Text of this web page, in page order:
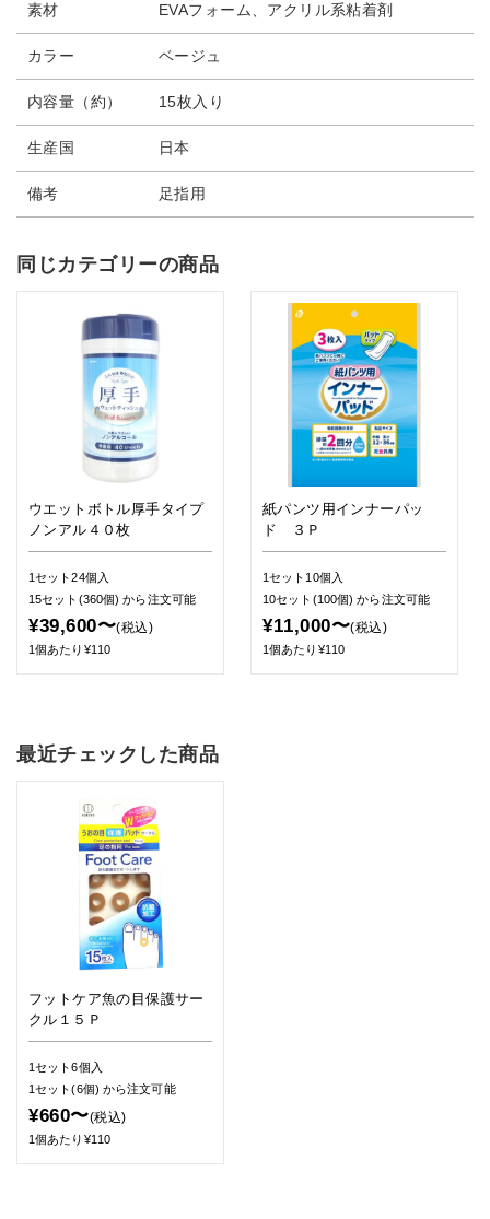
素材 EVAフォーム、アクリル系粘着剤
カラー ベージュ
内容量（約） 15枚入り
生産国 日本
備考 足指用
同じカテゴリーの商品
ウエットボトル厚手タイプ
ノンアル４０枚
1セット24個入
15セット(360個)から注文可能
¥39,600〜(税込)
1個あたり¥110
紙パンツ用インナーパッ
ド ３Ｐ
1セット10個入
10セット(100個)から注文可能
¥11,000〜(税込)
1個あたり¥110
最近チェックした商品
フットケア魚の目保護サー
クル１５Ｐ
1セット6個入
1セット(6個) から注文可能
¥660〜(税込)
1個あたり¥110